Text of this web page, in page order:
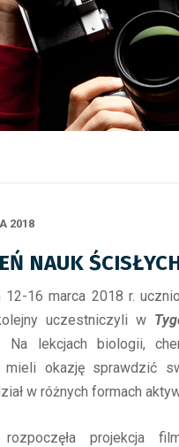
2018
NAUK
12-16 marca 2018 r.
uczestniczyli w
Na lekcjach biologii,
mieli okazję sprawdzić
w różnych formach
rozpoczęła projekcja